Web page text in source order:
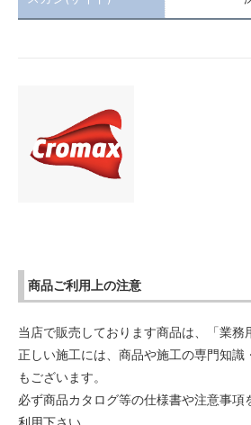
商品ご利用上の注意
当店で販売しております商品は、「業務
正しい施工には、商品や施工の専門知識
もございます。
必ず商品カタログ等の仕様書や注意事項